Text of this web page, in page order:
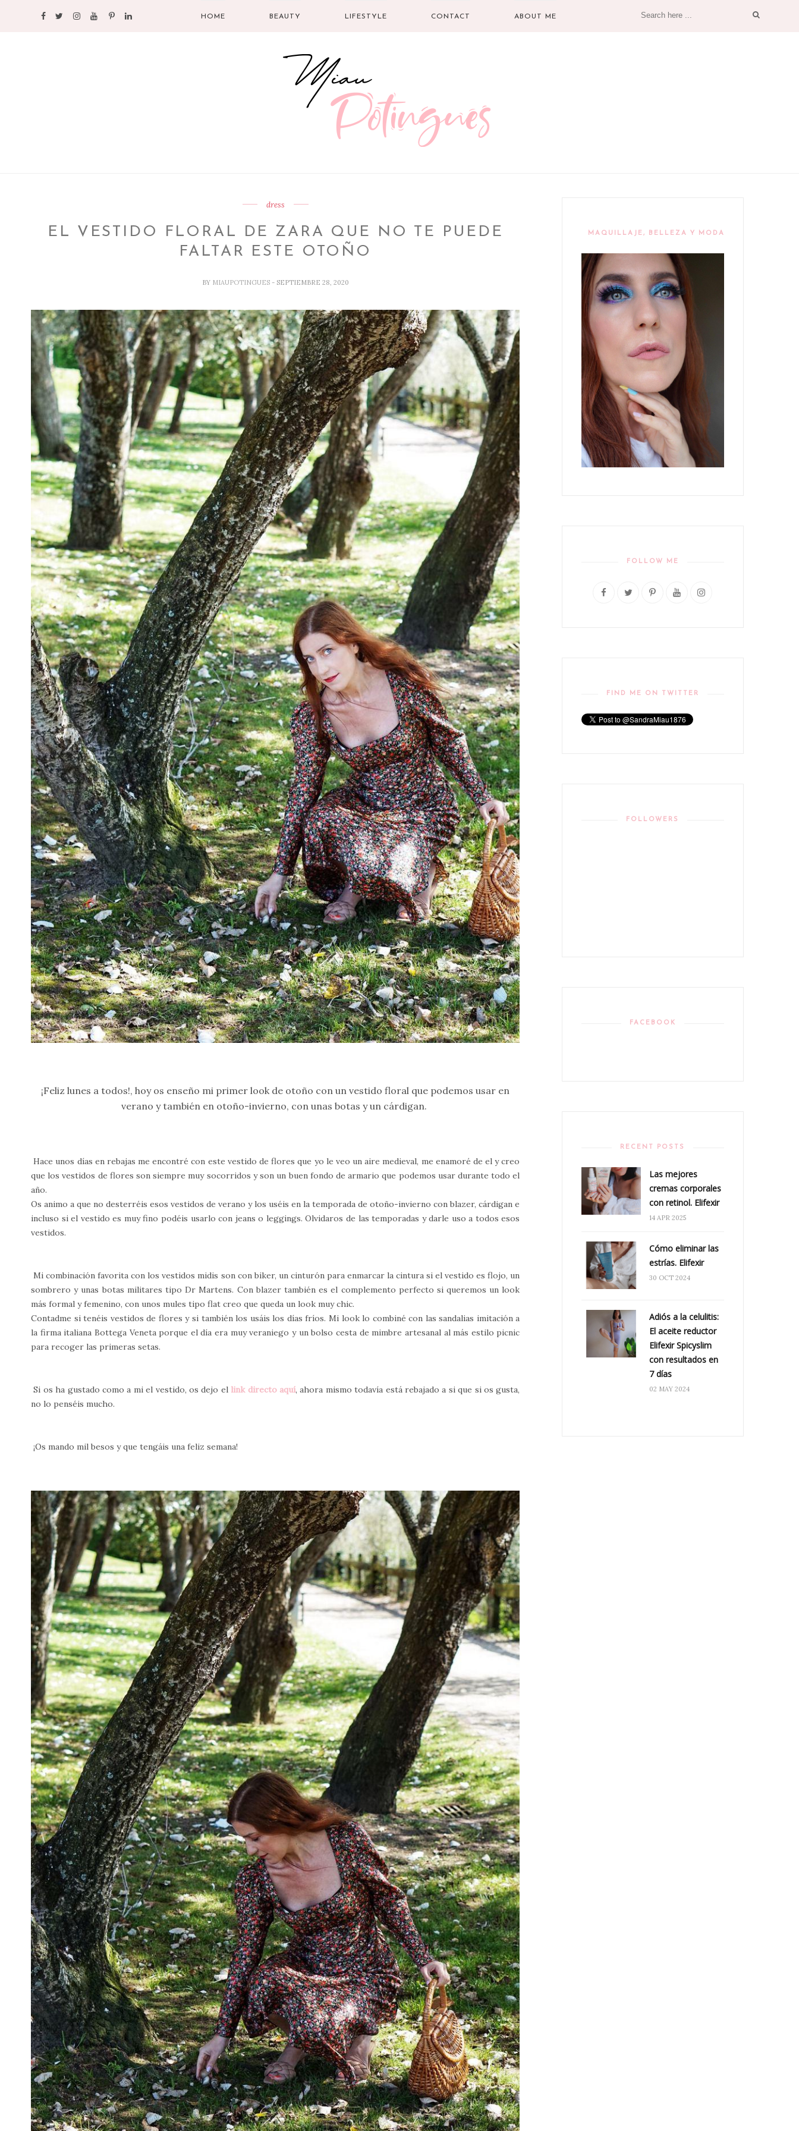
HOME BEAUTY LIFESTYLE CONTACT ABOUT ME
dress
EL VESTIDO FLORAL DE ZARA QUE NO TE PUEDE
FALTAR ESTE OTOÑO
BY MIAUPOTINGUES - SEPTIEMBRE 28, 2020
¡Feliz lunes a todos!, hoy os enseño mi primer look de otoño con un vestido floral que podemos usar en
verano y también en otoño-invierno, con unas botas y un cárdigan.
Hace unos días en rebajas me encontré con este vestido de flores que yo le veo un aire medieval, me enamoré de el y creo
que los vestidos de flores son siempre muy socorridos y son un buen fondo de armario que podemos usar durante todo el
año.
Os animo a que no desterréis esos vestidos de verano y los uséis en la temporada de otoño-invierno con blazer, cárdigan e
incluso si el vestido es muy fino podéis usarlo con jeans o leggings. Olvidaros de las temporadas y darle uso a todos esos
vestidos.
Mi combinación favorita con los vestidos midis son con biker, un cinturón para enmarcar la cintura si el vestido es flojo, un
sombrero y unas botas militares tipo Dr Martens. Con blazer también es el complemento perfecto si queremos un look
más formal y femenino, con unos mules tipo flat creo que queda un look muy chic.
Contadme si tenéis vestidos de flores y si también los usáis los días fríos. Mi look lo combiné con las sandalias imitación a
la firma italiana Bottega Veneta porque el día era muy veraniego y un bolso cesta de mimbre artesanal al más estilo picnic
para recoger las primeras setas.
Si os ha gustado como a mi el vestido, os dejo el link directo aquí, ahora mismo todavía está rebajado a si que si os gusta,
no lo penséis mucho.
¡Os mando mil besos y que tengáis una feliz semana!
MAQUILLAJE, BELLEZA Y MODA
FOLLOW ME
FIND ME ON TWITTER
FOLLOWERS
FACEBOOK
RECENT POSTS
Las mejores
cremas corporales
con retinol. Elifexir
14 APR 2025
Cómo eliminar las
estrías. Elifexir
30 OCT 2024
Adiós a la celulitis:
El aceite reductor
Elifexir Spicyslim
con resultados en
7 días
02 MAY 2024